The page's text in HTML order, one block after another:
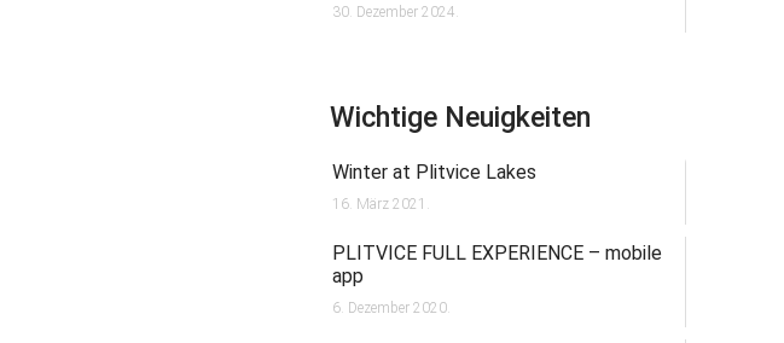
30. Dezember 2024.
Wichtige Neuigkeiten
Winter at Plitvice Lakes
16. März 2021.
PLITVICE FULL EXPERIENCE – mobile
app
6. Dezember 2020.